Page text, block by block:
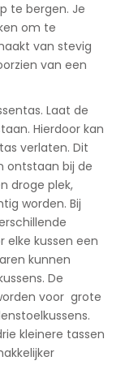
te bergen. Je
om te
van stevig
van een
Laat de
Hierdoor kan
verlaten. Dit
ontstaan bij de
droge plek,
worden. Bij
elke kussen een
kunnen
De
voor grote
kleinere tassen